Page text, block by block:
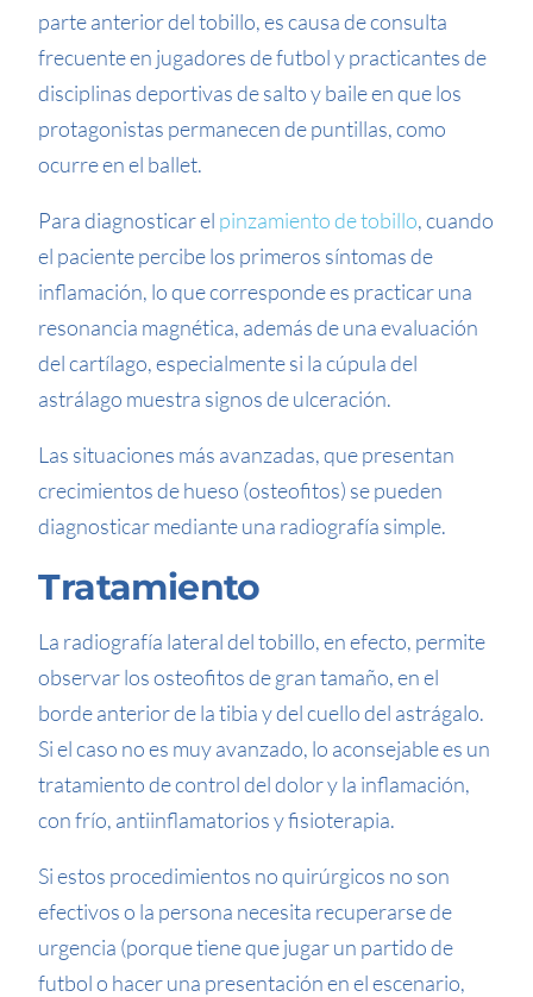
parte anterior del tobillo, es causa de consulta
frecuente en jugadores de futbol y practicantes de
disciplinas deportivas de salto y baile en que los
protagonistas permanecen de puntillas, como
ocurre en el ballet.
Para diagnosticar el pinzamiento de tobillo, cuando
el paciente percibe los primeros síntomas de
inflamación, lo que corresponde es practicar una
resonancia magnética, además de una evaluación
del cartílago, especialmente si la cúpula del
astrálago muestra signos de ulceración.
Las situaciones más avanzadas, que presentan
crecimientos de hueso (osteofitos) se pueden
diagnosticar mediante una radiografía simple.
Tratamiento
La radiografía lateral del tobillo, en efecto, permite
observar los osteofitos de gran tamaño, en el
borde anterior de la tibia y del cuello del astrágalo.
Si el caso no es muy avanzado, lo aconsejable es un
tratamiento de control del dolor y la inflamación,
con frío, antiinflamatorios y fisioterapia.
Si estos procedimientos no quirúrgicos no son
efectivos o la persona necesita recuperarse de
urgencia (porque tiene que jugar un partido de
futbol o hacer una presentación en el escenario,